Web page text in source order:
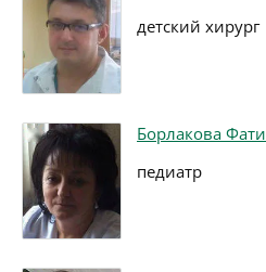
детский хирург
Борлакова
педиатр